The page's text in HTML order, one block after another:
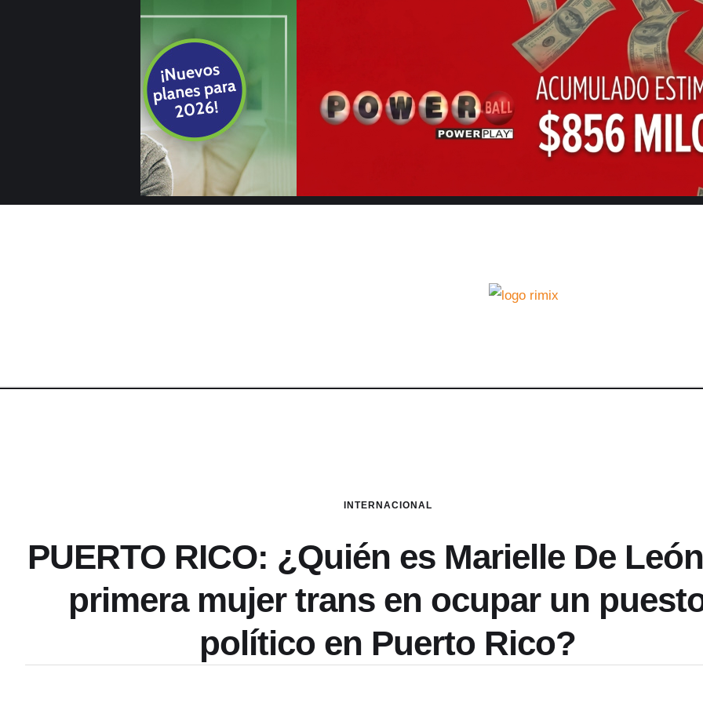
INTERNACIONAL
PUERTO RICO: ¿Quién es Marielle De
primera mujer trans en ocupar un
político en Puerto Rico?